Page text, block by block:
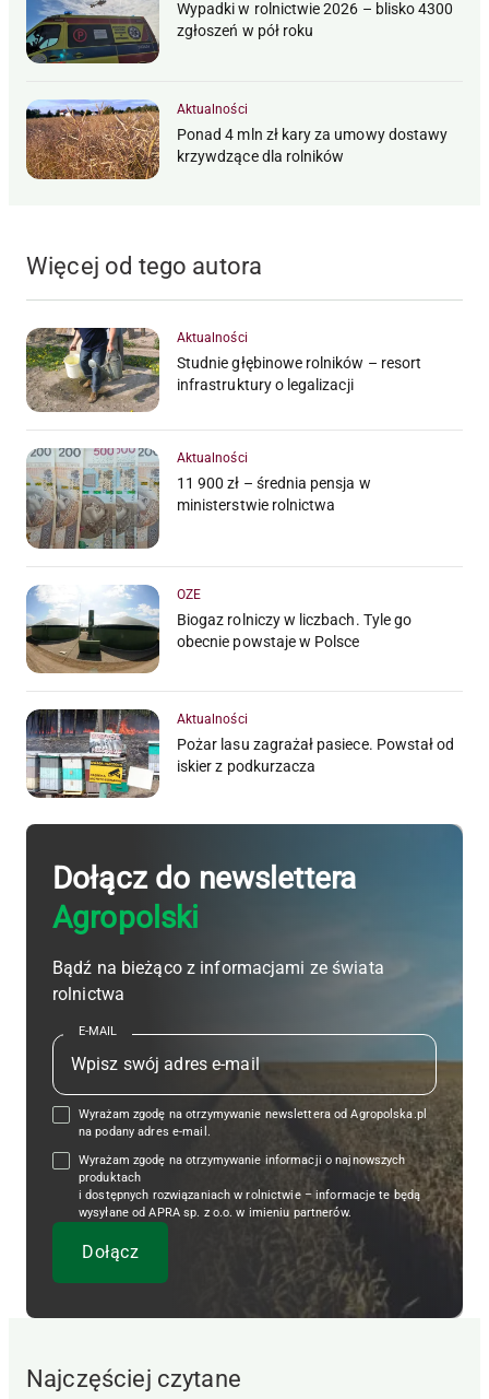
Wypadki w rolnictwie 2026 – blisko 4300
zgłoszeń w pół roku
Aktualności
Ponad 4 mln zł kary za umowy dostawy
krzywdzące dla rolników
Więcej od tego autora
Aktualności
Studnie głębinowe rolników – resort
infrastruktury o legalizacji
Aktualności
11 900 zł – średnia pensja w
ministerstwie rolnictwa
OZE
Biogaz rolniczy w liczbach. Tyle go
obecnie powstaje w Polsce
Aktualności
Pożar lasu zagrażał pasiece. Powstał od
iskier z podkurzacza
Dołącz do newslettera
Agropolski
Bądź na bieżąco z informacjami ze świata
rolnictwa
E-MAIL
Wyrażam zgodę na otrzymywanie newslettera od Agropolska.pl
na podany adres e-mail.
Wyrażam zgodę na otrzymywanie informacji o najnowszych
produktach
i dostępnych rozwiązaniach w rolnictwie – informacje te będą
wysyłane od APRA sp. z o.o. w imieniu partnerów.
Najczęściej czytane